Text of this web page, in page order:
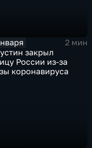
2 мин
закрыл
России из-за
коронавируса